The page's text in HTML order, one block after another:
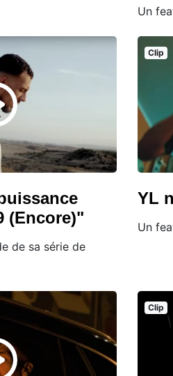
Un
(Encore)"
de sa série de
Clip
YL
Un
Clip